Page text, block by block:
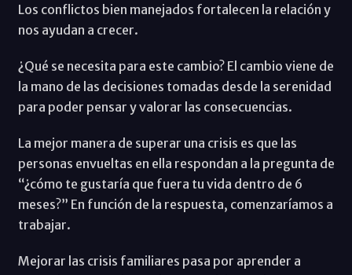
Los conflictos bien manejados fortalecen la relación y
nos ayudan a crecer.
¿Qué se necesita para este cambio? El cambio viene de
la mano de las decisiones tomadas desde la serenidad
para poder pensar y valorar las consecuencias.
La mejor manera de superar una crisis es que las
personas envueltas en ella respondan a la pregunta de
“¿cómo te gustaría que fuera tu vida dentro de 6
meses?” En función de la respuesta, comenzaríamos a
trabajar.
Mejorar las crisis familiares pasa por aprender a